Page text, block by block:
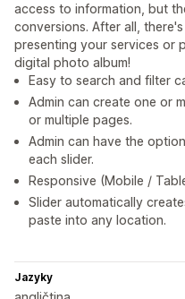
access to information, but
conversions. After all,
presenting your services or
digital photo album!
Easy to search and filter
Admin can create one or
or multiple pages.
Admin can have the
each slider.
Responsive (Mobile /
Slider automatically
paste into any location.
Jazyky